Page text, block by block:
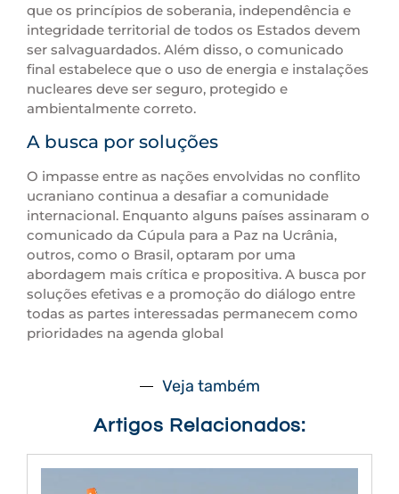
que os princípios de soberania, independência e
integridade territorial de todos os Estados devem
ser salvaguardados. Além disso, o comunicado
final estabelece que o uso de energia e instalações
nucleares deve ser seguro, protegido e
ambientalmente correto.
A busca por soluções
O impasse entre as nações envolvidas no conflito
ucraniano continua a desafiar a comunidade
internacional. Enquanto alguns países assinaram o
comunicado da Cúpula para a Paz na Ucrânia,
outros, como o Brasil, optaram por uma
abordagem mais crítica e propositiva. A busca por
soluções efetivas e a promoção do diálogo entre
todas as partes interessadas permanecem como
prioridades na agenda global
Veja também
Artigos Relacionados: